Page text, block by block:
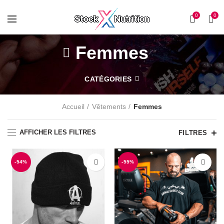
0 0
Femmes
CATÉGORIES
Accueil Vêtements Femmes
AFFICHER LES FILTRES FILTRES
-54% -55%